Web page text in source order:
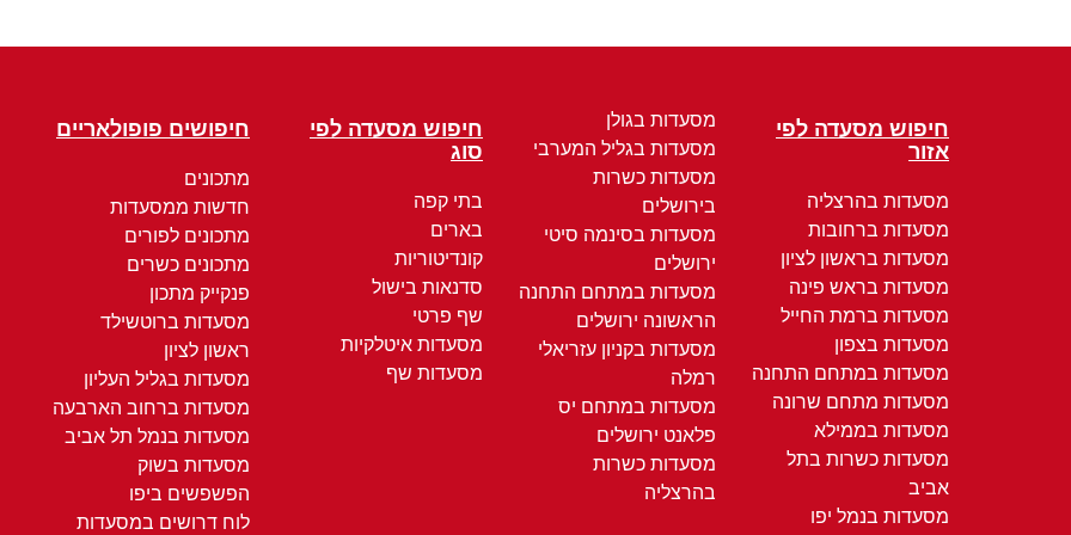
חיפוש מסעדה לפי
אזור
מסעדות בהרצליה
מסעדות ברחובות
מסעדות בראשון לציון
מסעדות בראש פינה
מסעדות ברמת החייל
מסעדות בצפון
מסעדות במתחם התחנה
מסעדות מתחם שרונה
מסעדות בממילא
מסעדות כשרות בתל
אביב
מסעדות בנמל יפו
מסעדות בגולן
מסעדות בגליל המערבי
מסעדות כשרות
בירושלים
מסעדות בסינמה סיטי
ירושלים
מסעדות במתחם התחנה
הראשונה ירושלים
מסעדות בקניון עזריאלי
רמלה
מסעדות במתחם יס
פלאנט ירושלים
מסעדות כשרות
בהרצליה
חיפוש מסעדה לפי
סוג
בתי קפה
בארים
קונדיטוריות
סדנאות בישול
שף פרטי
מסעדות איטלקיות
מסעדות שף
חיפושים פופולאריים
מתכונים
חדשות ממסעדות
מתכונים לפורים
מתכונים כשרים
פנקייק מתכון
מסעדות ברוטשילד
ראשון לציון
מסעדות בגליל העליון
מסעדות ברחוב הארבעה
מסעדות בנמל תל אביב
מסעדות בשוק
הפשפשים ביפו
לוח דרושים במסעדות